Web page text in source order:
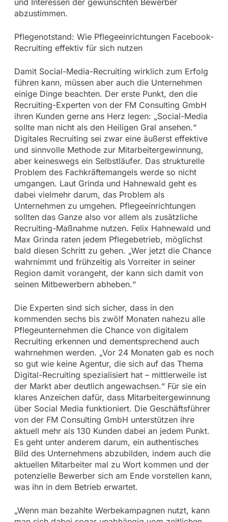
und Interessen der gewünschten Bewerber
abzustimmen.
Pflegenotstand: Wie Pflegeeinrichtungen Facebook-
Recruiting effektiv für sich nutzen
Damit Social-Media-Recruiting wirklich zum Erfolg
führen kann, müssen aber auch die Unternehmen
einige Dinge beachten. Der erste Punkt, den die
Recruiting-Experten von der FM Consulting GmbH
ihren Kunden gerne ans Herz legen: „Social-Media
sollte man nicht als den Heiligen Gral ansehen.“
Digitales Recruiting sei zwar eine äußerst effektive
und sinnvolle Methode zur Mitarbeitergewinnung,
aber keineswegs ein Selbstläufer. Das strukturelle
Problem des Fachkräftemangels werde so nicht
umgangen. Laut Grinda und Hahnewald geht es
dabei vielmehr darum, das Problem als
Unternehmen zu umgehen. Pflegeeinrichtungen
sollten das Ganze also vor allem als zusätzliche
Recruiting-Maßnahme nutzen. Felix Hahnewald und
Max Grinda raten jedem Pflegebetrieb, möglichst
bald diesen Schritt zu gehen. „Wer jetzt die Chance
wahrnimmt und frühzeitig als Vorreiter in seiner
Region damit vorangeht, der kann sich damit von
seinen Mitbewerbern abheben.“
Die Experten sind sich sicher, dass in den
kommenden sechs bis zwölf Monaten nahezu alle
Pflegeunternehmen die Chance von digitalem
Recruiting erkennen und dementsprechend auch
wahrnehmen werden. „Vor 24 Monaten gab es noch
so gut wie keine Agentur, die sich auf das Thema
Digital-Recruiting spezialisiert hat – mittlerweile ist
der Markt aber deutlich angewachsen.“ Für sie ein
klares Anzeichen dafür, dass Mitarbeitergewinnung
über Social Media funktioniert. Die Geschäftsführer
von der FM Consulting GmbH unterstützen ihre
aktuell mehr als 130 Kunden dabei an jedem Punkt.
Es geht unter anderem darum, ein authentisches
Bild des Unternehmens abzubilden, indem auch die
aktuellen Mitarbeiter mal zu Wort kommen und der
potenzielle Bewerber sich am Ende vorstellen kann,
was ihn in dem Betrieb erwartet.
„Wenn man bezahlte Werbekampagnen nutzt, kann